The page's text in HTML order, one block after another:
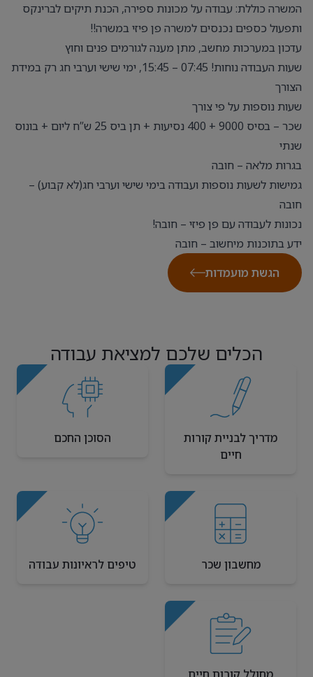
המשרה כוללת: עבודה על מכונות ספירה, הכנת תיקים לברינקס
ותפעול כספים נכנסים למשרה פן פיזי במשרה!!
עדכון במערכות מחשב, מתן מענה לגורמים פנים וחוץ
שעות העבודה נוחות! 07:45 – 15:45, ימי שישי וערבי חג רק במידת
הצורך
שעות נוספות על פי צורך
שכר – בסיס 9000 + 400 נסיעות + תן ביס 25 ש”ח ליום + בונוס
שנתי
בגרות מלאה – חובה
גמישות לשעות נוספות ועבודה בימי שישי וערבי חג(לא קבוע) –
חובה
נכונות לעבודה עם פן פיזי – חובה!
ידע בתוכנות מיחשוב – חובה
הגשת מועמדות
הכלים שלכם למציאת עבודה
מדריך לבניית קורות
חיים
הסוכן החכם
מחשבון שכר טיפים לראיונות עבודה